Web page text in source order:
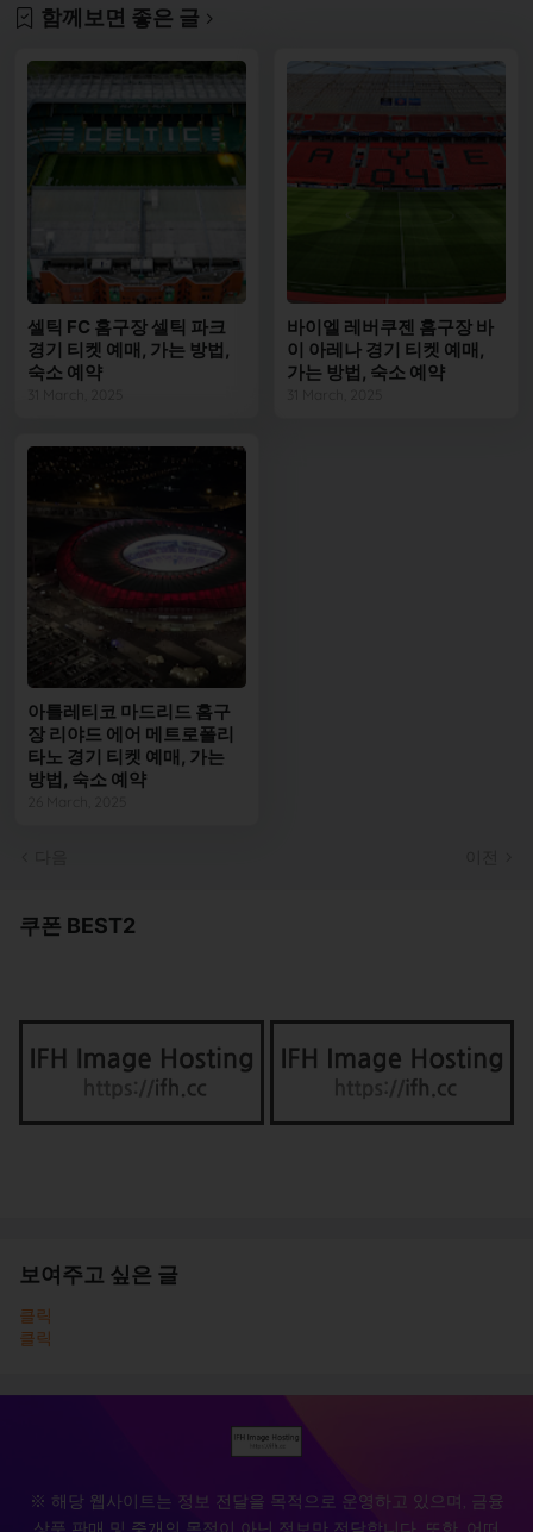
함께보면 좋은 글
셀틱 FC 홈구장 셀틱 파크
경기 티켓 예매, 가는 방법,
숙소 예약
바이엘 레버쿠젠 홈구장 바
이 아레나 경기 티켓 예매,
가는 방법, 숙소 예약
아틀레티코 마드리드 홈구
장 리야드 에어 메트로폴리
타노 경기 티켓 예매, 가는
방법, 숙소 예약
쿠폰 BEST2
보여주고 싶은 글
클릭
클릭
※ 해당 웹사이트는 정보 전달을 목적으로 운영하고 있으며, 금융